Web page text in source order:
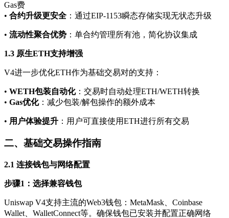
Gas费
• 合约升级更安全 ：通过EIP-1153瞬态存储实现无状态升级
• 流动性聚合优势 ：单合约管理所有池，简化协议集成
1.3 原生ETH支持增强
V4进一步优化ETH作为基础交易对的支持：
• WETH包装自动化：交易时自动处理ETH/WETH转换
• Gas优化：减少包装/解包操作的额外成本
• 用户体验提升 ：用户可直接使用ETH进行所有交易
二、基础交易操作指南
2.1 连接钱包与网络配置
步骤1：选择兼容钱包
Uniswap V4支持主流的Web3钱包：MetaMask、Coinbase
Wallet、WalletConnect等。确保钱包已安装并配置正确网络